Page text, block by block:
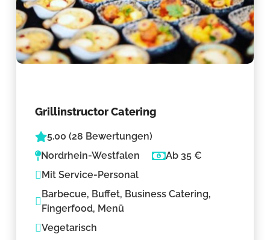
Grillinstructor Catering
5.00 (28 Bewertungen)
Nordrhein-Westfalen
Ab 35 €
Mit Service-Personal
Barbecue, Buffet, Business Catering,
Fingerfood, Menü
Vegetarisch